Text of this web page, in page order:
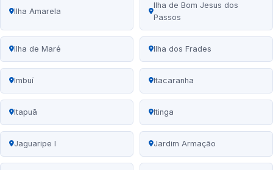
Ilha Amarela
Ilha de Bom Jesus dos
Passos
Ilha de Maré Ilha dos Frades
Imbuí Itacaranha
Itapuã Itinga
Jaguaripe I Jardim Armação